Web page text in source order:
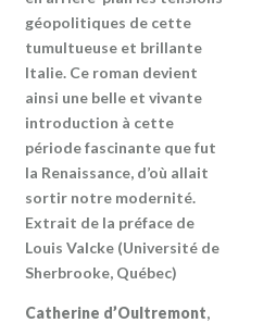
géopolitiques de cette
tumultueuse et brillante
Italie. Ce roman devient
ainsi une belle et vivante
introduction à cette
période fascinante que fut
la Renaissance, d’où allait
sortir notre modernité.
Extrait de la préface de
Louis Valcke (Université de
Sherbrooke, Québec)
Catherine d’Oultremont,